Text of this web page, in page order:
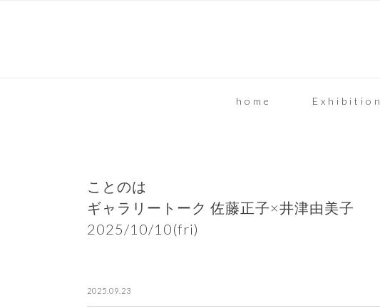
home Exhibition
ことのは
ギャラリートーク 佐藤正子×井津由美子
2025/10/10(fri)
2025.09.23